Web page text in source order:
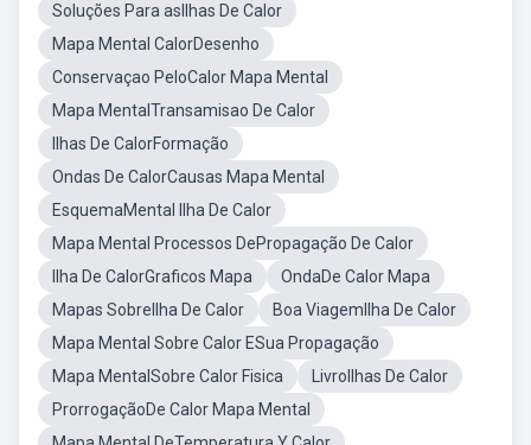
Soluções Para asIlhas De Calor
Mapa Mental CalorDesenho
Conservaçao PeloCalor Mapa Mental
Mapa MentalTransamisao De Calor
Ilhas De CalorFormação
Ondas De CalorCausas Mapa Mental
EsquemaMental Ilha De Calor
Mapa Mental Processos DePropagação De Calor
Ilha De CalorGraficos Mapa
OndaDe Calor Mapa
Mapas SobreIlha De Calor
Boa ViagemIlha De Calor
Mapa Mental Sobre Calor ESua Propagação
Mapa MentalSobre Calor Fisica
LivroIlhas De Calor
ProrrogaçãoDe Calor Mapa Mental